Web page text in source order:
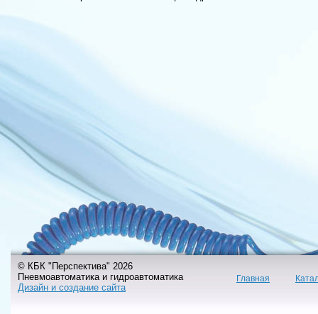
© КБК "Перспектива" 2026
Пневмоавтоматика и гидроавтоматика
Дизайн и создание сайта
Главная